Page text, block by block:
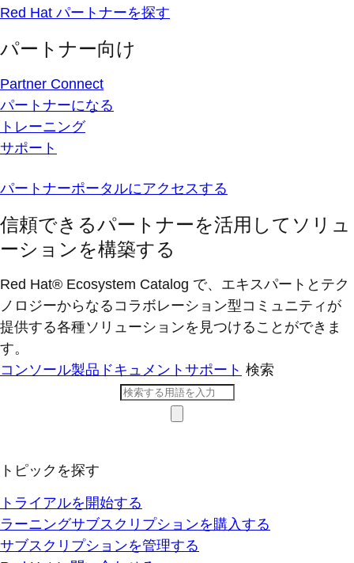
Red Hat パートナーを探す
パートナー向け
Partner Connect
パートナーになる
トレーニング
サポート
パートナーポータルにアクセスする
信頼できるパートナーを活用してソリュ
ーションを構築する
Red Hat® Ecosystem Catalog で、エキスパートとテク
ノロジーからなるコラボレーション型コミ​ュニティが
提供する各種ソリューションを見つけることができま
す。
コンソール製品ドキュメント サポート 検索
トピックを探す
トライアルを開始する
ラーニングサブスクリプションを購入する
サブスクリプションを管理する